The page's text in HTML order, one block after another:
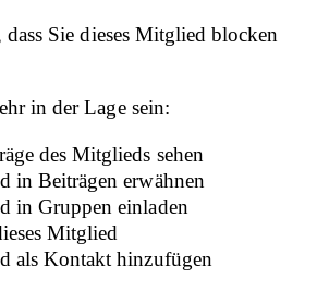
dass Sie dieses Mitglied blocken
in der Lage sein:
des Mitglieds sehen
in Beiträgen erwähnen
in Gruppen einladen
Mitglied
als Kontakt hinzufügen